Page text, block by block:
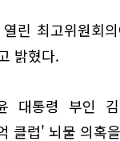
린 최고위원회
밝혔다.
대통령 부인
클럽' 뇌물 의혹